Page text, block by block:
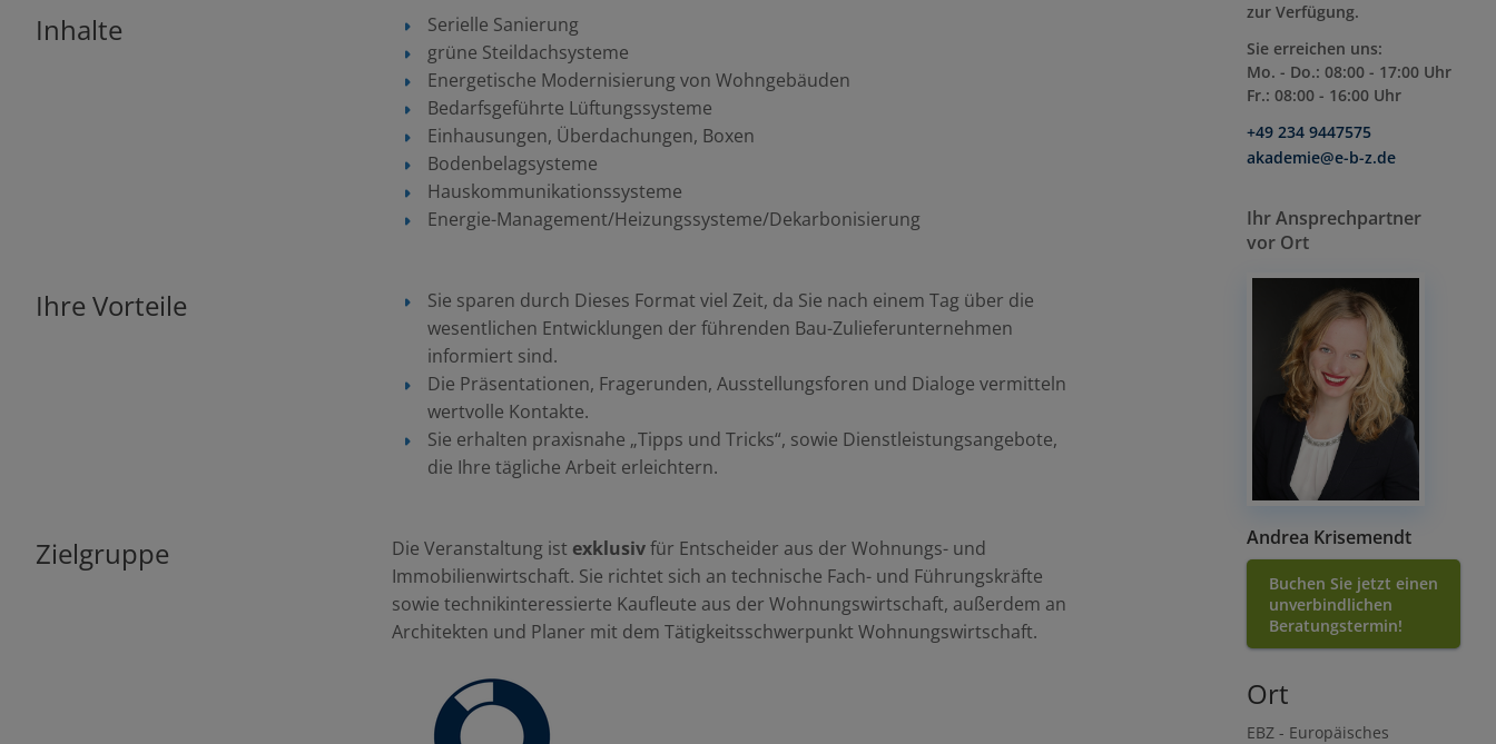
Inhalte
Serielle Sanierung
grüne Steildachsysteme
Energetische Modernisierung von Wohngebäuden
Bedarfsgeführte Lüftungssysteme
Einhausungen, Überdachungen, Boxen
Bodenbelagsysteme
Hauskommunikationssysteme
Energie-Management/Heizungssysteme/Dekarbonisierung
Ihre Vorteile
Sie sparen durch Dieses Format viel Zeit, da Sie nach einem Tag über die
wesentlichen Entwicklungen der führenden Bau-Zulieferunternehmen
informiert sind.
Die Präsentationen, Fragerunden, Ausstellungsforen und Dialoge vermitteln
wertvolle Kontakte.
Sie erhalten praxisnahe „Tipps und Tricks“, sowie Dienstleistungsangebote,
die Ihre tägliche Arbeit erleichtern.
Zielgruppe Die Veranstaltung ist exklusivfür Entscheider aus der Wohnungs- und
Immobilienwirtschaft. Sie richtet sich an technische Fach- und Führungskräfte
sowie technikinteressierte Kaufleute aus der Wohnungswirtschaft, außerdem an
Architekten und Planer mit dem Tätigkeitsschwerpunkt Wohnungswirtschaft.
zur Verfügung.
Sie erreichen uns:
Mo. - Do.: 08:00 - 17:00 Uhr
Fr.: 08:00 - 16:00 Uhr
+49 234 9447575
akademie@e-b-z.de
Ihr Ansprechpartner
vor Ort
Andrea Krisemendt
Buchen Sie jetzt einen
unverbindlichen
Beratungstermin!
Ort
EBZ - Europäisches